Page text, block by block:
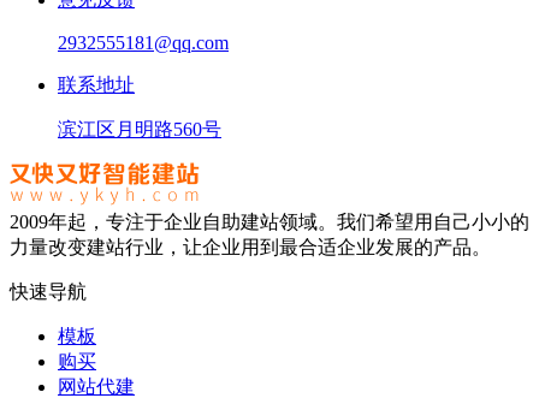
2932555181@qq.com
联系地址
滨江区月明路560号
2009年起，专注于企业自助建站领域。我们希望用自己小小的
力量改变建站行业，让企业用到最合适企业发展的产品。
快速导航
模板
购买
网站代建